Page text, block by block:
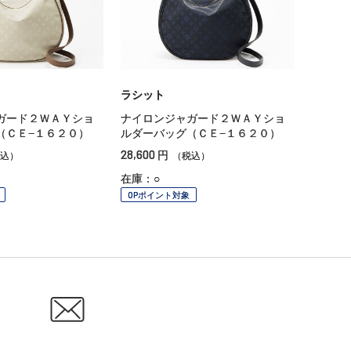
ード２ＷＡＹショ
Ｅ−１６２０）
）
ラシット
ナイロンジャガード２ＷＡＹショ
ルダーバッグ（ＣＥ−１６２０）
28,600 円 （税込）
在庫：○
OPポイント対象